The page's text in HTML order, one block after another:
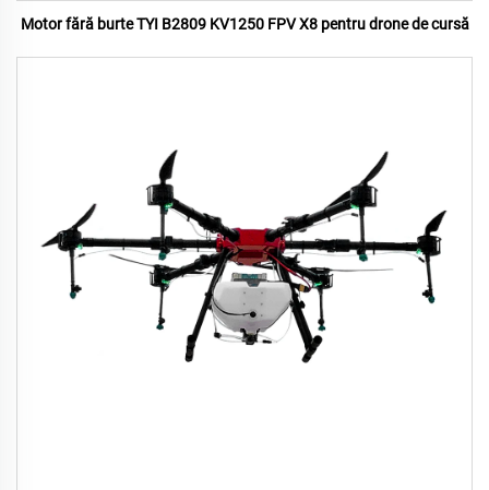
Motor fără burte TYI B2809 KV1250 FPV X8 pentru drone de cursă